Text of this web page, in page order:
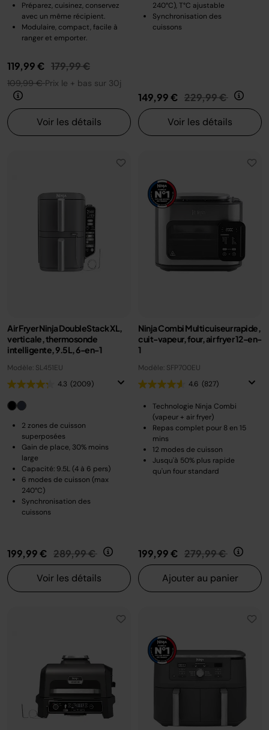
Préparez, cuisinez, conservez
avec un même récipient.
Modulaire, compact, facile à
ranger et emporter.
119,99 € Prix réduit de
179,99 €au
109,99 €Prix le + bas sur 30j
Voir les détails
240°C), T°C ajustable
Synchronisation des
cuissons
149,99 € Prix réduit de
229,99 € au
Voir les détails
Air Fryer Ninja DoubleStack XL,
verticale, thermosonde
intelligente, 9.5L, 6-en-1
Modèle: SL451EU
4.3 (2009)
2 zones de cuisson
superposées
Gain de place, 30% moins
large
Capacité: 9.5L (4 à 6 pers)
6 modes de cuisson (max
240°C)
Synchronisation des
cuissons
199,99 € Prix réduit de
289,99 € au
Voir les détails
Ninja Combi Multicuiseur rapide,
cuit-vapeur, four, air fryer 12-en-
1
Modèle: SFP700EU
4.6 (827)
Technologie Ninja Combi
(vapeur + air fryer)
Repas complet pour 8 en 15
mins
12 modes de cuisson
Jusqu'à 50% plus rapide
qu'un four standard
199,99 € Prix réduit de
279,99 € au
Ajouter au panier